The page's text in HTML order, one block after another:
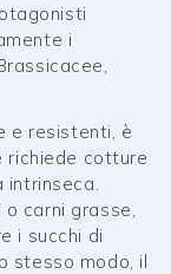
i
e resistenti, è
richiede cotture
intrinseca.
carni grasse,
i succhi di
stesso modo, il